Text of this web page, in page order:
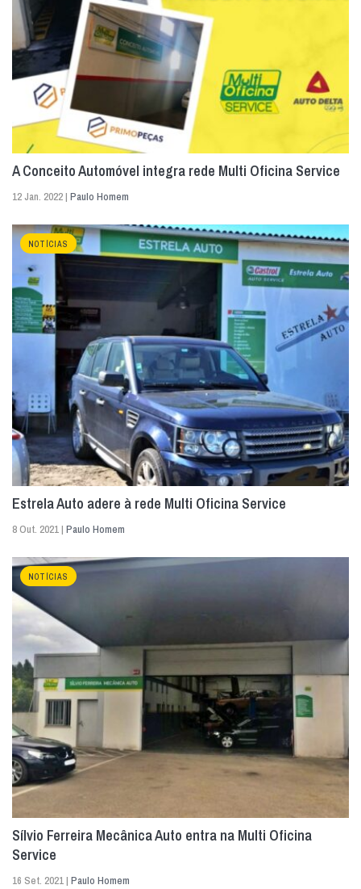
A Conceito Automóvel integra rede Multi Oficina Service
12 Jan. 2022 | Paulo Homem
NOTÍCIAS
Estrela Auto adere à rede Multi Oficina Service
8 Out. 2021 | Paulo Homem
NOTÍCIAS
Sílvio Ferreira Mecânica Auto entra na Multi Oficina
Service
16 Set. 2021 | Paulo Homem